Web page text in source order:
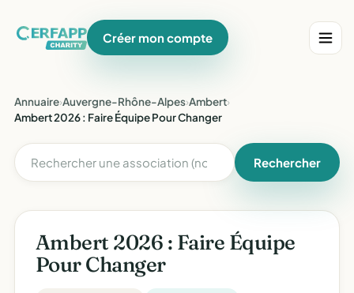
Créer mon compte
Annuaire›Auvergne-Rhône-Alpes›Ambert›
Ambert 2026 : Faire Équipe Pour Changer
Rechercher
Ambert 2026 : Faire Équipe
Pour Changer